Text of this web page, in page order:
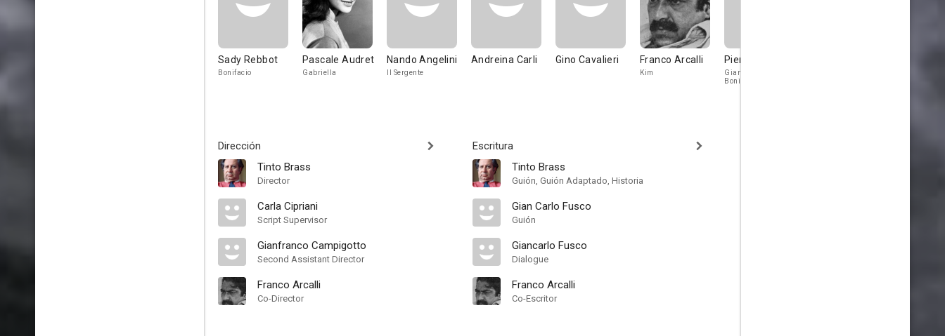
Sady Rebbot
Bonifacio
Pascale Audret
Gabriella
Nando Angelini
Il Sergente
Andreina Carli Gino Cavalieri Franco Arcalli
Kim
Piero Vida
Gianni - L'Amico di
Bonifacio
Dirección
Tinto Brass
Director
Carla Cipriani
Script Supervisor
Gianfranco Campigotto
Second Assistant Director
Franco Arcalli
Co-Director
Escritura
Tinto Brass
Guión, Guión Adaptado, Historia
Gian Carlo Fusco
Guión
Giancarlo Fusco
Dialogue
Franco Arcalli
Co-Escritor